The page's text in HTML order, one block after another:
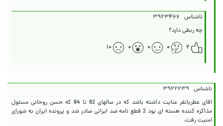
ناشناس ۳۹۲۳۴۶۶
چه ربطی دارد؟
۲
۰ ۰ ۰ ۱۰
ناشناس ۳۹۲۲۲۳۹
اقای عطریانفر عنایت داشته باشد که در سالهای 82 تا 84 که حسن روحانی مسئول
مذاکره کننده هسته ای بود 2 قطع نامه ضد ایرانی صادر شد و پرونده ایران به شورای
امنیت رفت.